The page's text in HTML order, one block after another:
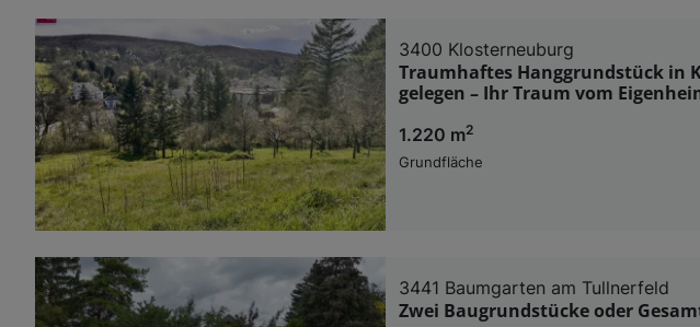
3400 Klosterneuburg
Traumhaftes Hanggrundstück in
gelegen – Ihr Traum vom
1.220 m2
Grundfläche
3441 Baumgarten am Tullnerfeld
Zwei Baugrundstücke oder